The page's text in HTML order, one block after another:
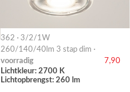
362 · 3/2/1W
260/140/40lm 3 stap dim ·
voorradig
7,90
Lichtkleur: 2700 K
Lichtopbrengst: 260 lm